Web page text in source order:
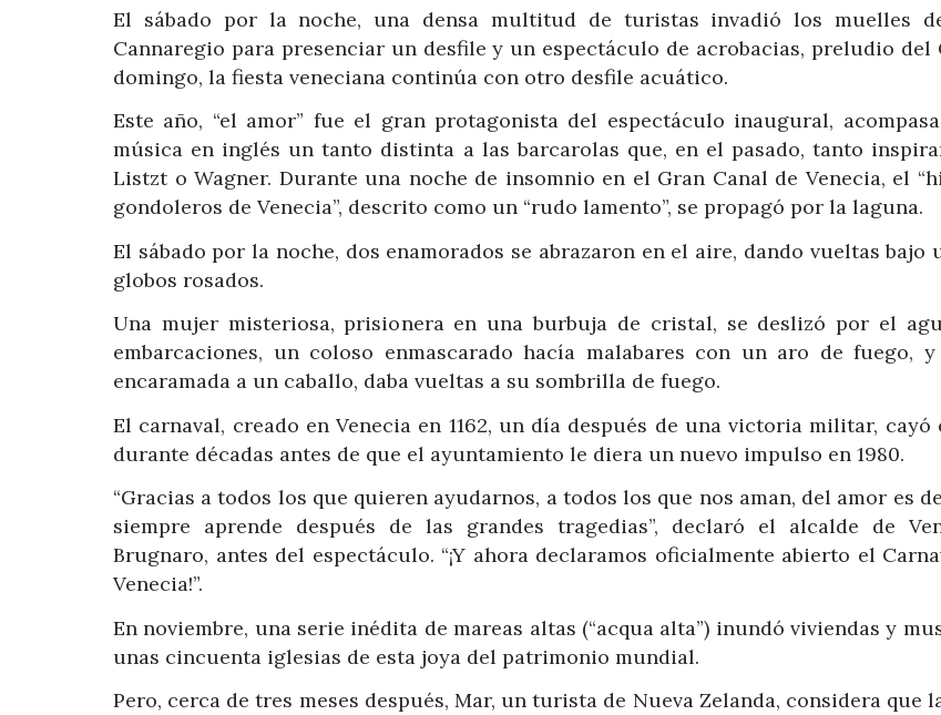
El sábado por la noche, una densa multitud de turistas invadió los muelles
Cannaregio para presenciar un desfile y un espectáculo de acrobacias, preludio del
domingo, la fiesta veneciana continúa con otro desfile acuático.
Este año, “el amor” fue el gran protagonista del espectáculo inaugural,
música en inglés un tanto distinta a las barcarolas que, en el pasado, tanto
Listzt o Wagner. Durante una noche de insomnio en el Gran Canal de Venecia, el
gondoleros de Venecia”, descrito como un “rudo lamento”, se propagó por la laguna.
El sábado por la noche, dos enamorados se abrazaron en el aire, dando vueltas bajo
globos rosados.
Una mujer misteriosa, prisionera en una burbuja de cristal, se deslizó por el
embarcaciones, un coloso enmascarado hacía malabares con un aro de fuego,
encaramada a un caballo, daba vueltas a su sombrilla de fuego.
El carnaval, creado en Venecia en 1162, un día después de una victoria militar,
durante décadas antes de que el ayuntamiento le diera un nuevo impulso en 1980.
“Gracias a todos los que quieren ayudarnos, a todos los que nos aman, del amor es
siempre aprende después de las grandes tragedias”, declaró el alcalde de
Brugnaro, antes del espectáculo. “¡Y ahora declaramos oficialmente abierto el
Venecia!”.
En noviembre, una serie inédita de mareas altas (“acqua alta”) inundó viviendas y
unas cincuenta iglesias de esta joya del patrimonio mundial.
Pero, cerca de tres meses después, Mar, un turista de Nueva Zelanda, considera que